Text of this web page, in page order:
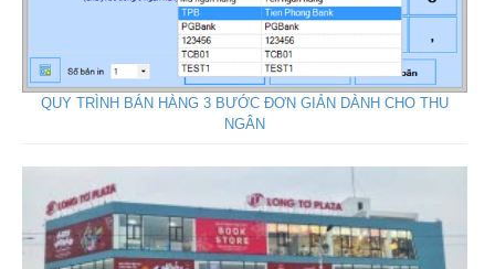
QUY TRÌNH BÁN HÀNG 3 BƯỚC ĐƠN GIẢN DÀNH CHO THU
NGÂN